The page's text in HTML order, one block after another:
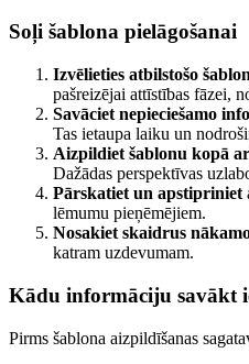
Soļi šablona pielāgošanai
Izvēlieties atbilstošo
pašreizējai attīstības fāzei,
Savāciet nepieciešamo
Tas ietaupa laiku un
Aizpildiet šablonu kopā
Dažādas perspektīvas
Pārskatiet un apstipriniet
lēmumu pieņēmējiem.
Nosakiet skaidrus
katram uzdevumam.
Kādu informāciju savākt
Pirms šablona aizpildīšanas